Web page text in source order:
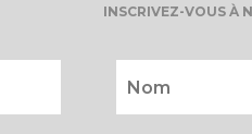
INSCRIVEZ-VOUS À